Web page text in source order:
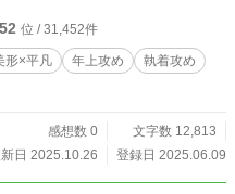
位 / 31,452件
形×平凡 年上攻め
執着攻め
感想数 0
文字数 12,813
日 2025.10.26
登録日 2025.06.09